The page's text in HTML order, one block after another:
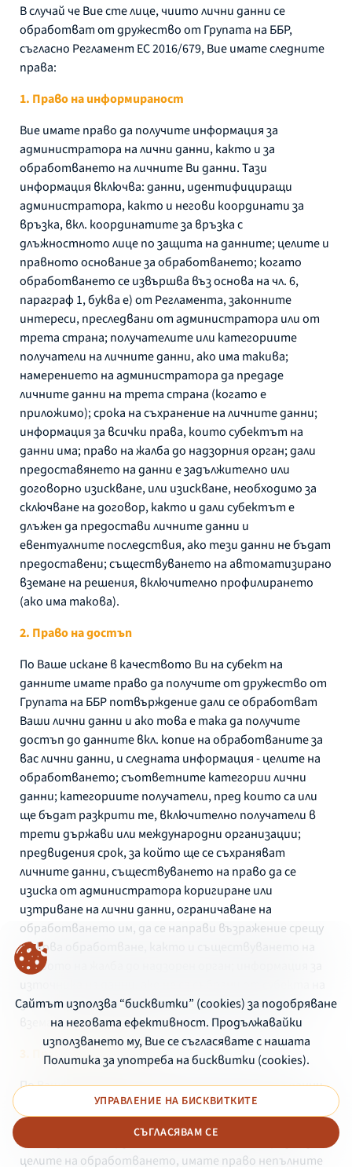
В случай че Вие сте лице, чиито лични данни се
обработват от дружество от Групата на ББР,
съгласно Регламент ЕС 2016/679, Вие имате следните
права:
1. Право на информираност
Вие имате право да получите информация за
администратора на лични данни, както и за
обработването на личните Ви данни. Тази
информация включва: данни, идентифициращи
администратора, както и негови координати за
връзка, вкл. координатите за връзка с
длъжностното лице по защита на данните; целите и
правното основание за обработването; когато
обработването се извършва въз основа на чл. 6,
параграф 1, буква е) от Регламента, законните
интереси, преследвани от администратора или от
трета страна; получателите или категориите
получатели на личните данни, ако има такива;
намерението на администратора да предаде
личните данни на трета страна (когато е
приложимо); срока на съхранение на личните данни;
информация за всички права, които субектът на
данни има; право на жалба до надзорния орган; дали
предоставянето на данни е задължително или
договорно изискване, или изискване, необходимо за
сключване на договор, както и дали субектът е
длъжен да предостави личните данни и
евентуалните последствия, ако тези данни не бъдат
предоставени; съществуването на автоматизирано
вземане на решения, включително профилирането
(ако има такова).
2. Право на достъп
По Ваше искане в качеството Ви на субект на
данните имате право да получите от дружество от
Групата на ББР потвърждение дали се обработват
Ваши лични данни и ако това е така да получите
достъп до данните вкл. копие на обработваните за
вас лични данни, и следната информация - целите на
обработването; съответните категории лични
данни; категориите получатели, пред които са или
ще бъдат разкрити те, включително получатели в
трети държави или международни организации;
предвидения срок, за който ще се съхраняват
личните данни, съществуването на право да се
изиска от администратора коригиране или
изтриване на лични данни, ограничаване на
обработването им, да се направи възражение срещу
такова обработване, както и съществуването на
правото на жалба до надзорен орган; информация за
данните; съществуването на автоматизирано
вземане на решения, включително профилиране.
3. Право на коригиране
По Ваше искане, в качеството Ви на субект на данни,
имате право да поискате от дружество от Групата
на ББР да коригира без ненужно забавяне неточните
лични данни, свързани с Вас. Като се имат предвид
целите на обработването, имате право непълните
Сайтът използва “бисквитки” (cookies) за подобряване
на неговата ефективност. Продължавайки
използването му, Вие се съгласявате с нашата
Политика за употреба на бисквитки (cookies).
УПРАВЛЕНИЕ НА БИСКВИТКИТЕ
СЪГЛАСЯВАМ СЕ